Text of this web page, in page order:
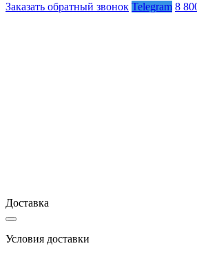
Заказать обратный звонок Telegram 8
Доставка
Условия доставки